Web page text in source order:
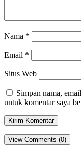
Nama *
Email *
Situs Web
Simpan nama,
untuk komentar saya
View Comments (0)